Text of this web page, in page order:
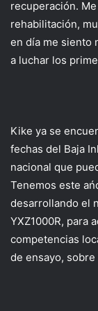
recuperación.
rehabilitación,
en día me siento
a luchar los
Kike ya se
fechas del Baja
nacional que
Tenemos este
desarrollando el
YXZ1000R, para
competencias
de ensayo, sobre